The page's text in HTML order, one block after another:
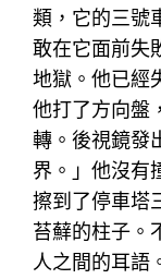
類，它的三號
敢在它面前失
地獄。他已經
他打了方向盤
轉。後視鏡發
界。」他沒有
擦到了停車塔
苔蘚的柱子。
人之間的耳語